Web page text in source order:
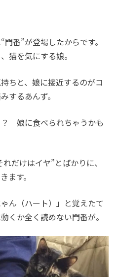
番”が登場したからです。
猫を気にする娘。
ちと、娘に接近するのがコ
するあんず。
？ 娘に食べられちゃうかも
だけはイヤ”とばかりに、
ます。
ん（ハート）」と覚えたて
くか全く読めない門番が。